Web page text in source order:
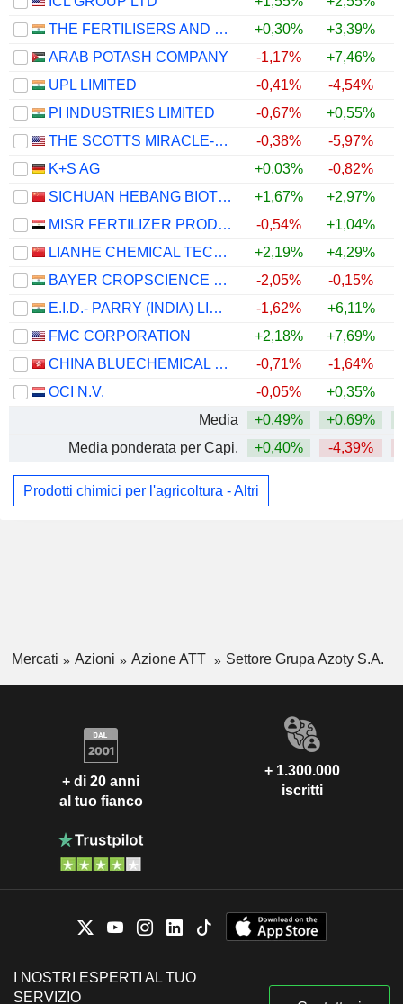
THE FERTILISERS AND CHEMICALS TRAVANCORE LIMITED
+0,30% +3,39%
ARAB POTASH COMPANY
-1,17% +7,46%
UPL LIMITED
-0,41% -4,54%
PI INDUSTRIES LIMITED
-0,67% +0,55%
THE SCOTTS MIRACLE-GRO COMPANY
-0,38% -5,97%
K+S AG
+0,03% -0,82%
SICHUAN HEBANG BIOTECHNOLOGY CORPORATION LIMITED
+1,67% +2,97%
MISR FERTILIZER PRODUCTION COMPANY
-0,54% +1,04%
LIANHE CHEMICAL TECHNOLOGY CO.,LTD.
+2,19% +4,29%
BAYER CROPSCIENCE LIMITED
-2,05% -0,15%
E.I.D.- PARRY (INDIA) LIMITED
-1,62% +6,11%
FMC CORPORATION
+2,18% +7,69%
CHINA BLUECHEMICAL LTD.
-0,71% -1,64%
OCI N.V.
-0,05% +0,35%
Media
+0,49% +0,69%
Media ponderata per Capi.
+0,40% -4,39%
Prodotti chimici per l'agricoltura - Altri
Mercati Azioni Azione ATT Settore Grupa Azoty S.A.
+ di 20 anni
al tuo fianco
+ 1.300.000
iscritti
I NOSTRI ESPERTI AL TUO
SERVIZIO